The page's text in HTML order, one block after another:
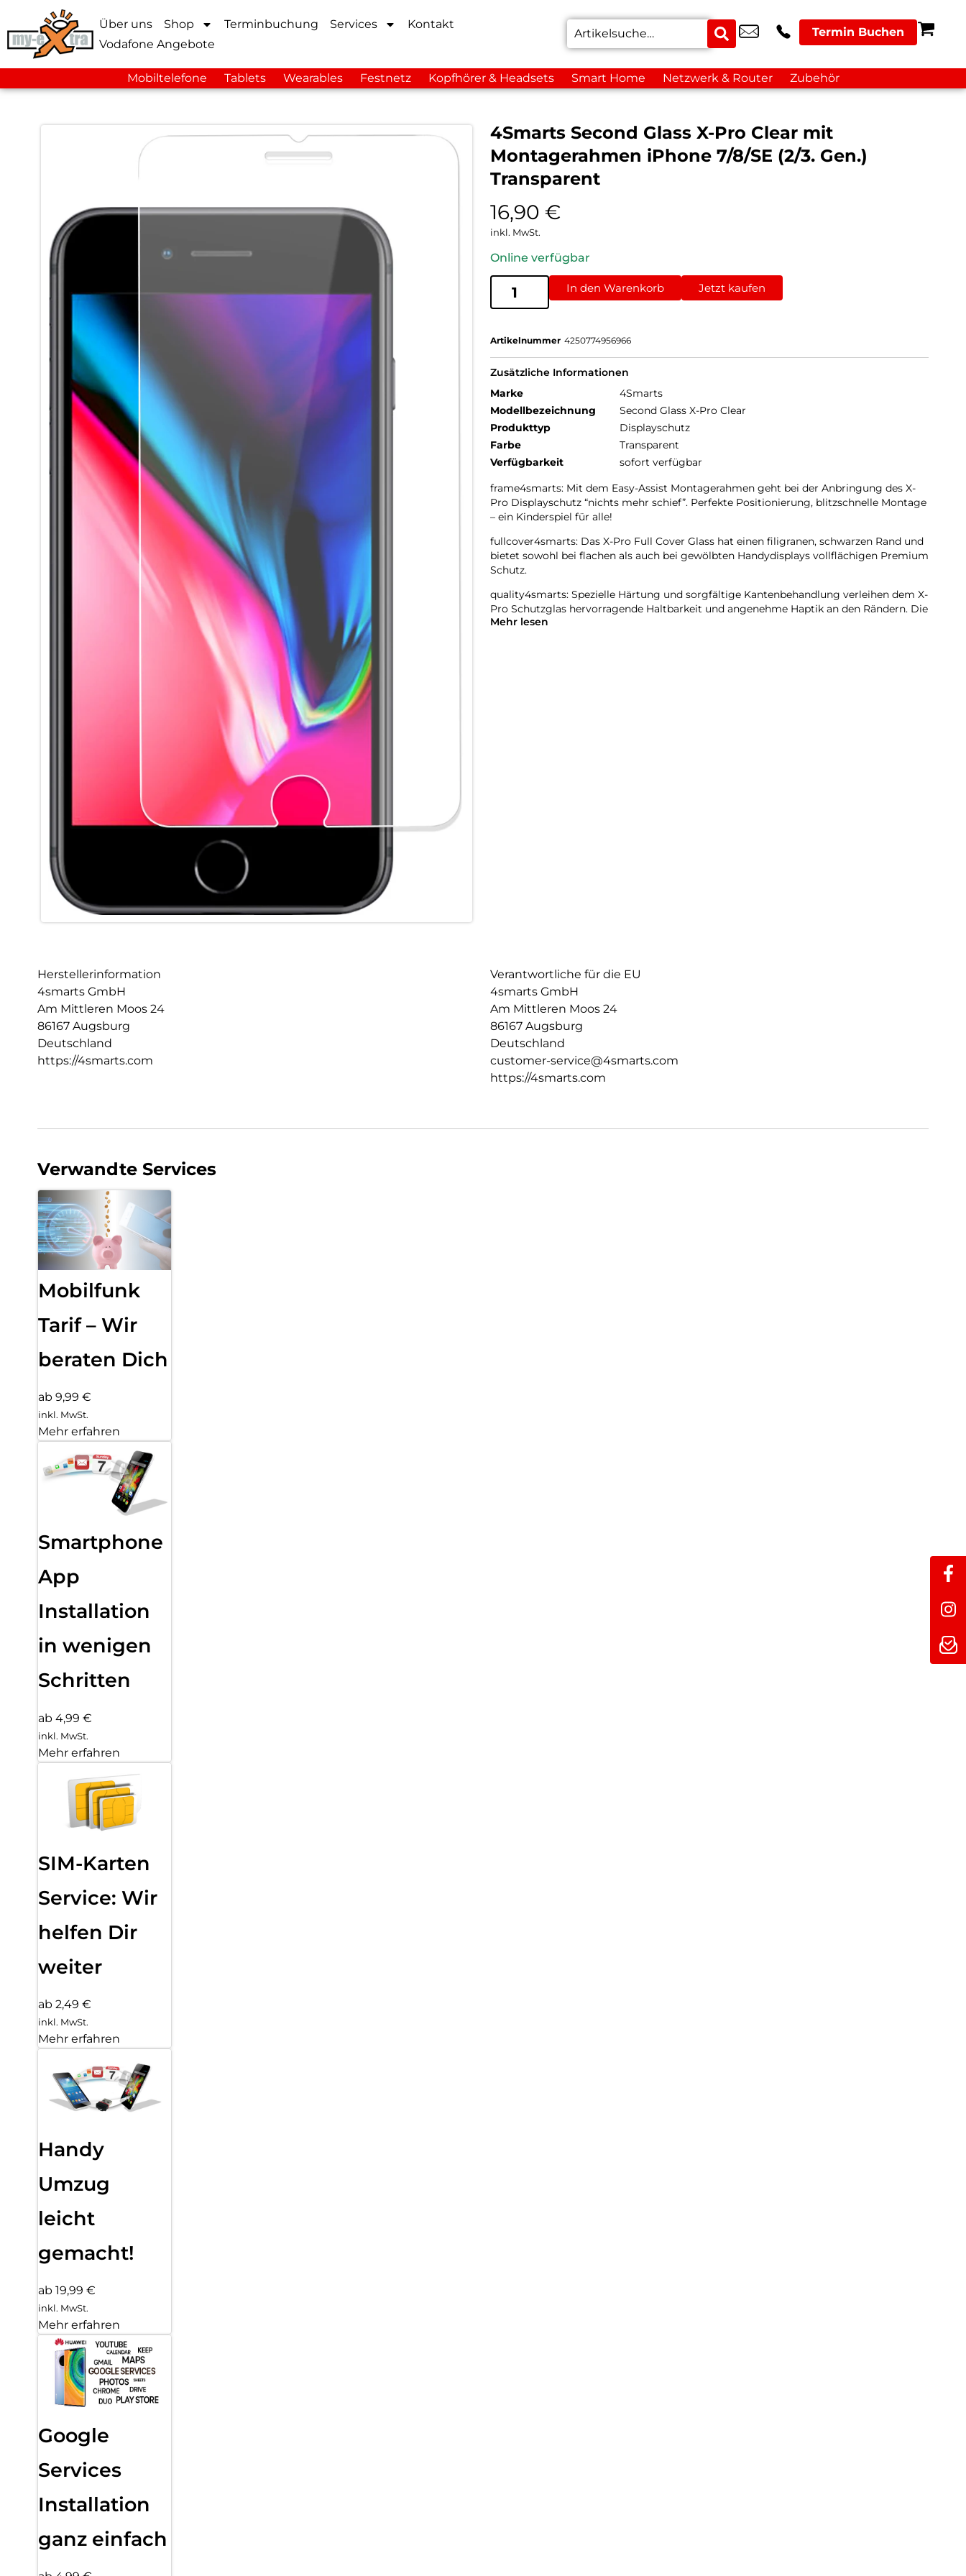
Über uns Shop Terminbuchung Services
Kontakt
Vodafone Angebote
Termin Buchen
Mobiltelefone Tablets Wearables Festnetz Kopfhörer & Headsets Smart Home Netzwerk & Router Zubehör
4Smarts Second Glass X-Pro Clear mit
Montagerahmen iPhone 7/8/SE (2/3. Gen.)
Transparent
16,90 €
inkl. MwSt.
Online verfügbar
In den Warenkorb Jetzt kaufen
Artikelnummer 4250774956966
Zusätzliche Informationen
Marke
4Smarts
Modellbezeichnung
Second Glass X-Pro Clear
Produkttyp
Displayschutz
Farbe
Transparent
Verfügbarkeit
sofort verfügbar
frame4smarts: Mit dem Easy-Assist Montagerahmen geht bei der Anbringung des X-
Pro Displayschutz “nichts mehr schief”. Perfekte Positionierung, blitzschnelle Montage
– ein Kinderspiel für alle!
fullcover4smarts: Das X-Pro Full Cover Glass hat einen filigranen, schwarzen Rand und
bietet sowohl bei flachen als auch bei gewölbten Handydisplays vollflächigen Premium
Schutz.
quality4smarts: Spezielle Härtung und sorgfältige Kantenbehandlung verleihen dem X-
Pro Schutzglas hervorragende Haltbarkeit und angenehme Haptik an den Rändern. Die
oleophobe Oberfläche des Echtglases gibt Verschmutzungen keine Chance sich
Mehr lesen
Herstellerinformation
4smarts GmbH
Am Mittleren Moos 24
86167 Augsburg
Deutschland
https://4smarts.com
Verantwortliche für die EU
4smarts GmbH
Am Mittleren Moos 24
86167 Augsburg
Deutschland
customer-service@4smarts.com
https://4smarts.com
Verwandte Services
Mobilfunk
Tarif – Wir
beraten Dich
ab 9,99 €
inkl. MwSt.
Mehr erfahren
Smartphone
App
Installation
in wenigen
Schritten
ab 4,99 €
inkl. MwSt.
Mehr erfahren
SIM-Karten
Service: Wir
helfen Dir
weiter
ab 2,49 €
inkl. MwSt.
Mehr erfahren
Handy
Umzug
leicht
gemacht!
ab 19,99 €
inkl. MwSt.
Mehr erfahren
Google
Services
Installation
ganz einfach